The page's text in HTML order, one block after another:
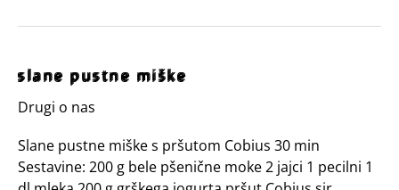
slane pustne miške
Drugi o nas
Slane pustne miške s pršutom Cobius 30 min
Sestavine: 200 g bele pšenične moke 2 jajci 1 pecilni 1
slane
miške